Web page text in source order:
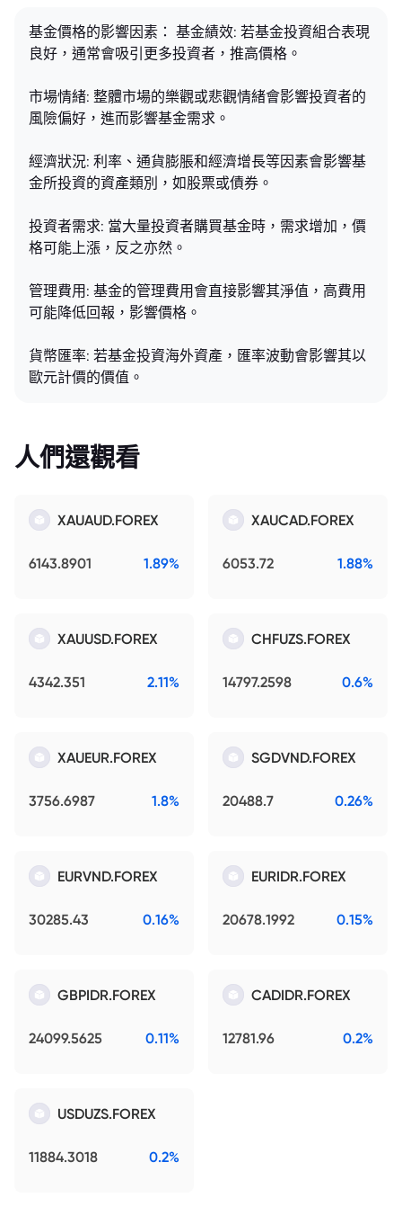
基金價格的影響因素： 基金績效: 若基金投資組合表現
良好，通常會吸引更多投資者，推高價格。
市場情緒: 整體市場的樂觀或悲觀情緒會影響投資者的
風險偏好，進而影響基金需求。
經濟狀況: 利率、通貨膨脹和經濟增長等因素會影響基
金所投資的資產類別，如股票或債券。
投資者需求: 當大量投資者購買基金時，需求增加，價
格可能上漲，反之亦然。
管理費用: 基金的管理費用會直接影響其淨值，高費用
可能降低回報，影響價格。
貨幣匯率: 若基金投資海外資產，匯率波動會影響其以
歐元計價的價值。
人們還觀看
XAUAUD.FOREX
6143.8901 1.89%
XAUCAD.FOREX
6053.72 1.88%
XAUUSD.FOREX
4342.351 2.11%
CHFUZS.FOREX
14797.2598 0.6%
XAUEUR.FOREX
3756.6987 1.8%
SGDVND.FOREX
20488.7 0.26%
EURVND.FOREX
30285.43 0.16%
EURIDR.FOREX
20678.1992 0.15%
GBPIDR.FOREX
24099.5625 0.11%
CADIDR.FOREX
12781.96 0.2%
USDUZS.FOREX
11884.3018 0.2%